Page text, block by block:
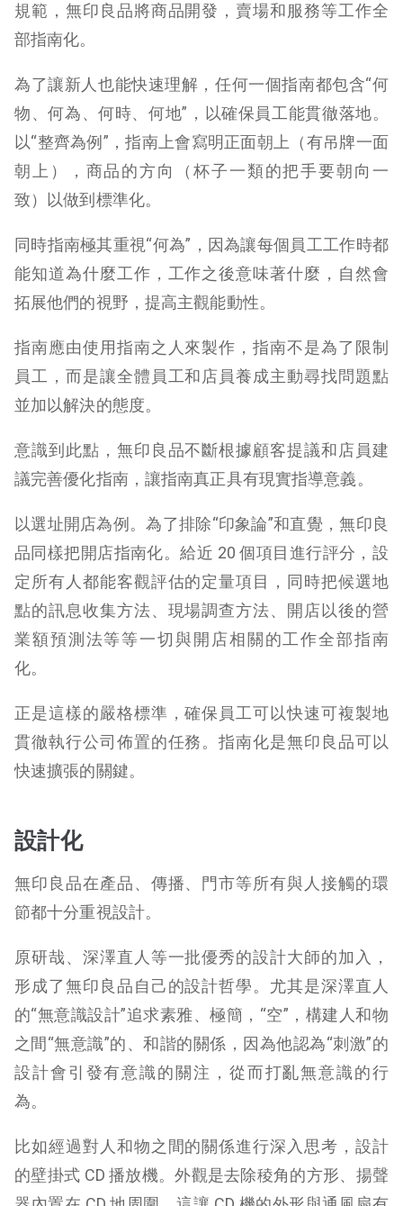
規範，無印良品將商品開發，賣場和服務等工作全
部指南化。
為了讓新人也能快速理解，任何一個指南都包含“何
物、何為、何時、何地”，以確保員工能貫徹落地。
以“整齊為例”，指南上會寫明正面朝上（有吊牌一面
朝上），商品的方向（杯子一類的把手要朝向一
致）以做到標準化。
同時指南極其重視“何為”，因為讓每個員工工作時都
能知道為什麼工作，工作之後意味著什麼，自然會
拓展他們的視野，提高主觀能動性。
指南應由使用指南之人來製作，指南不是為了限制
員工，而是讓全體員工和店員養成主動尋找問題點
並加以解決的態度。
意識到此點，無印良品不斷根據顧客提議和店員建
議完善優化指南，讓指南真正具有現實指導意義。
以選址開店為例。為了排除“印象論”和直覺，無印良
品同樣把開店指南化。給近 20 個項目進行評分，設
定所有人都能客觀評估的定量項目，同時把候選地
點的訊息收集方法、現場調查方法、開店以後的營
業額預測法等等一切與開店相關的工作全部指南
化。
正是這樣的嚴格標準，確保員工可以快速可複製地
貫徹執行公司佈置的任務。指南化是無印良品可以
快速擴張的關鍵。
設計化
無印良品在產品、傳播、門市等所有與人接觸的環
節都十分重視設計。
原研哉、深澤直人等一批優秀的設計大師的加入，
形成了無印良品自己的設計哲學。尤其是深澤直人
的“無意識設計”追求素雅、極簡，“空”，構建人和物
之間“無意識”的、和諧的關係，因為他認為“刺激”的
設計會引發有意識的關注，從而打亂無意識的行
為。
比如經過對人和物之間的關係進行深入思考，設計
的壁掛式 CD 播放機。外觀是去除稜角的方形、揚聲